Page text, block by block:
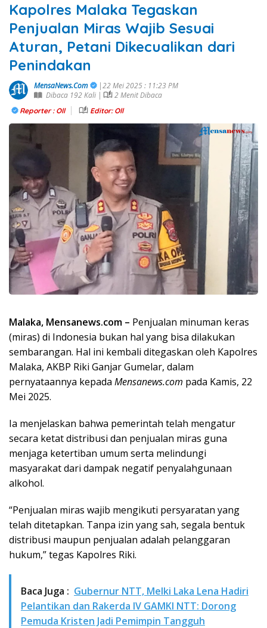
Kapolres Malaka Tegaskan
Penjualan Miras Wajib Sesuai
Aturan, Petani Dikecualikan dari
Penindakan
MensaNews.Com
|22 Mei 2025 : 11:23 PM
Dibaca 192 Kali |
2 Menit Dibaca
Reporter : Oll Editor: Oll
Malaka, Mensanews.com – Penjualan minuman keras
(miras) di Indonesia bukan hal yang bisa dilakukan
sembarangan. Hal ini kembali ditegaskan oleh Kapolres
Malaka, AKBP Riki Ganjar Gumelar, dalam
pernyataannya kepada Mensanews.com pada Kamis, 22
Mei 2025.
Ia menjelaskan bahwa pemerintah telah mengatur
secara ketat distribusi dan penjualan miras guna
menjaga ketertiban umum serta melindungi
masyarakat dari dampak negatif penyalahgunaan
alkohol.
“Penjualan miras wajib mengikuti persyaratan yang
telah ditetapkan. Tanpa izin yang sah, segala bentuk
distribusi maupun penjualan adalah pelanggaran
hukum,” tegas Kapolres Riki.
Baca Juga : Gubernur NTT, Melki Laka Lena Hadiri
Pelantikan dan Rakerda IV GAMKI NTT: Dorong
Pemuda Kristen Jadi Pemimpin Tangguh